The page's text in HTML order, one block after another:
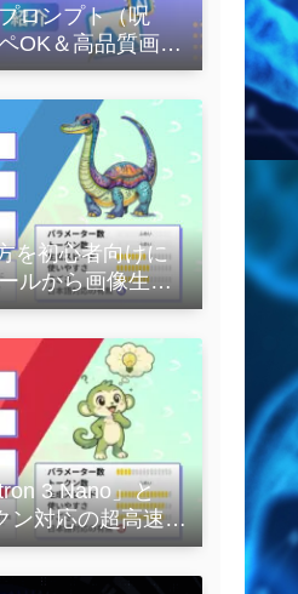
ロンプト（呪
OK＆高品質画像
保存版
を初心者向けに
ルから画像生成
3 Nano」と
ン対応の超高速